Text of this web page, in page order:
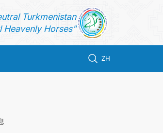
Turkmenistan
Horses"
ZH